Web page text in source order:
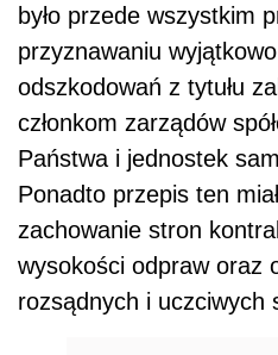
było przede wszystkim
przyznawaniu
odszkodowań z tytułu
członkom zarządów
Państwa i jednostek
Ponadto przepis ten
zachowanie stron
wysokości odpraw oraz
rozsądnych i uczciwych